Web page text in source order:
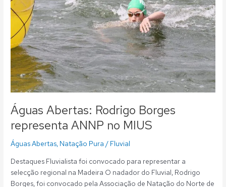
Águas Abertas: Rodrigo Borges
representa ANNP no MIUS
Águas Abertas, Natação Pura / Fluvial
Destaques Fluvialista foi convocado para representar a
selecção regional na Madeira O nadador do Fluvial, Rodrigo
Borges, foi convocado pela Associação de Natação do Norte de
no
MIUS